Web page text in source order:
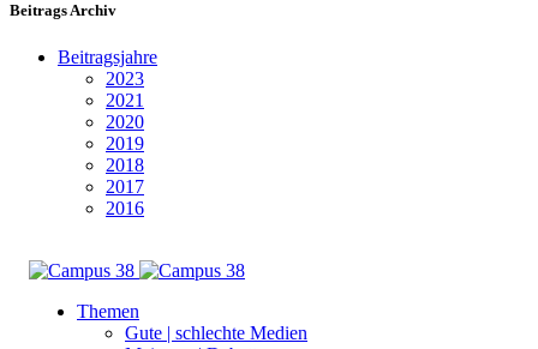
Beitrags Archiv
Beitragsjahre
2023
2021
2020
2019
2018
2017
2016
Themen
Gute | schlechte Medien